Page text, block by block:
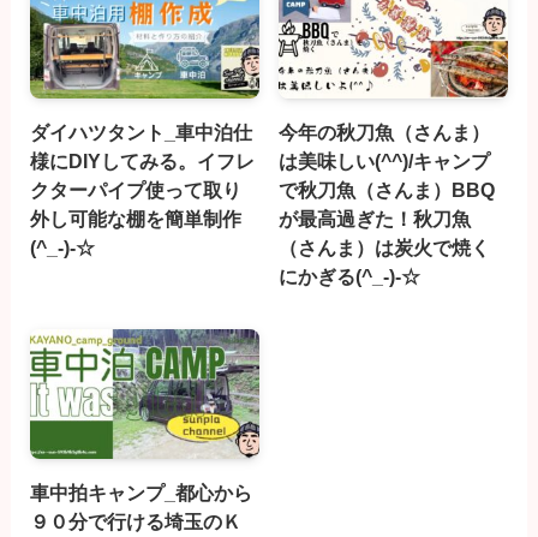
ダイハツタント_車中泊仕
様にDIYしてみる。イフレ
クターパイプ使って取り
外し可能な棚を簡単制作
(^_-)-☆
今年の秋刀魚（さんま）
は美味しい(^^)/キャンプ
で秋刀魚（さんま）BBQ
が最高過ぎた！秋刀魚
（さんま）は炭火で焼く
にかぎる(^_-)-☆
車中拍キャンプ_都心から
９０分で行ける埼玉のＫ